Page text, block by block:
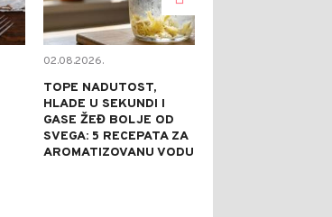
02.08.2026.
TOPE NADUTOST,
HLADE U SEKUNDI I
GASE ŽEĐ BOLJE OD
SVEGA: 5 RECEPATA ZA
AROMATIZOVANU VODU